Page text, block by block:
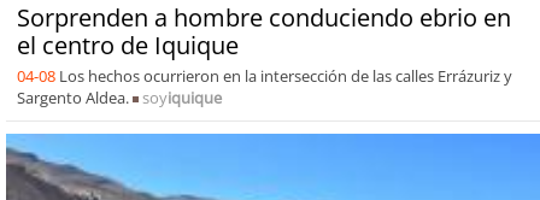
Sorprenden a hombre conduciendo ebrio en
el centro de Iquique
04-08 Los hechos ocurrieron en la intersección de las calles Errázuriz y
Sargento Aldea.
soyiquique